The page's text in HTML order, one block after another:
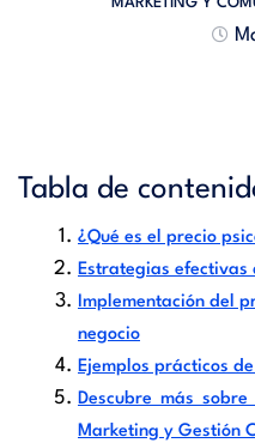
Tabla de
¿Qué es el precio
Estrategias efectivas
Implementación del
negocio
Ejemplos prácticos
Descubre más
Marketing y Gestión